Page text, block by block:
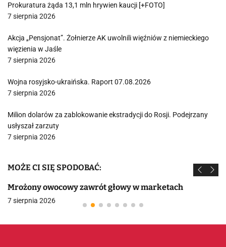
Prokuratura żąda 13,1 mln hrywien kaucji [+FOTO]
7 sierpnia 2026
Akcja „Pensjonat”. Żołnierze AK uwolnili więźniów z niemieckiego
więzienia w Jaśle
7 sierpnia 2026
Wojna rosyjsko-ukraińska. Raport 07.08.2026
7 sierpnia 2026
Milion dolarów za zablokowanie ekstradycji do Rosji. Podejrzany
usłyszał zarzuty
7 sierpnia 2026
MOŻE CI SIĘ SPODOBAĆ:
Mrożony owocowy zawrót głowy w marketach
7 sierpnia 2026